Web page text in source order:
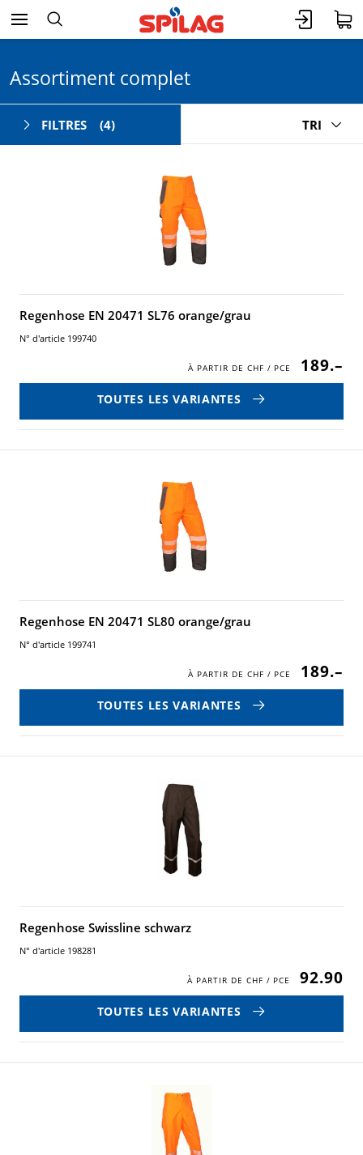
Assortiment complet
FILTRES (4) TRI
Regenhose EN 20471 SL76 orange/grau
N° d'article 199740
189.–
TOUTES LES VARIANTES
Regenhose EN 20471 SL80 orange/grau
N° d'article 199741
189.–
TOUTES LES VARIANTES
Regenhose Swissline schwarz
N° d'article 198281
92.90
TOUTES LES VARIANTES